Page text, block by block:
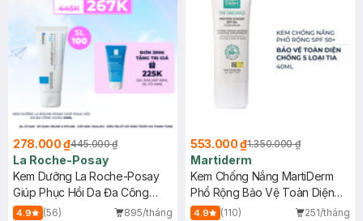
278.000 ₫445.000 ₫
La Roche-Posay
Kem Dưỡng La Roche-Posay
Giúp Phục Hồi Da Đa Công
Dụng 40ml
4.9 (56)
895/tháng
553.000 ₫1.350.000 ₫
Martiderm
Kem Chống Nắng MartiDerm
Phổ Rộng Bảo Vệ Toàn Diện
40ml
4.9 (110)
251/tháng